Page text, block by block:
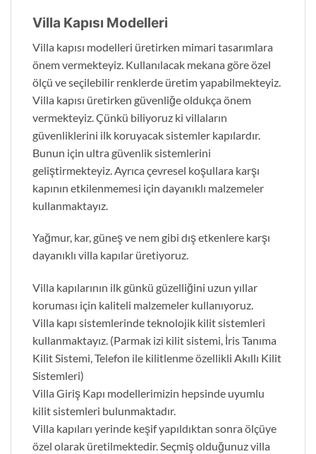
Villa Kapısı Modelleri
Villa kapısı modelleri üretirken mimari tasarımlara
önem vermekteyiz. Kullanılacak mekana göre özel
ölçü ve seçilebilir renklerde üretim yapabilmekteyiz.
Villa kapısı üretirken güvenliğe oldukça önem
vermekteyiz. Çünkü biliyoruz ki villaların
güvenliklerini ilk koruyacak sistemler kapılardır.
Bunun için ultra güvenlik sistemlerini
geliştirmekteyiz. Ayrıca çevresel koşullara karşı
kapının etkilenmemesi için dayanıklı malzemeler
kullanmaktayız.
Yağmur, kar, güneş ve nem gibi dış etkenlere karşı
dayanıklı villa kapılar üretiyoruz.
Villa kapılarının ilk günkü güzelliğini uzun yıllar
koruması için kaliteli malzemeler kullanıyoruz.
Villa kapı sistemlerinde teknolojik kilit sistemleri
kullanmaktayız. (Parmak izi kilit sistemi, İris Tanıma
Kilit Sistemi, Telefon ile kilitlenme özellikli Akıllı Kilit
Sistemleri)
Villa Giriş Kapı modellerimizin hepsinde uyumlu
kilit sistemleri bulunmaktadır.
Villa kapıları yerinde keşif yapıldıktan sonra ölçüye
özel olarak üretilmektedir. Seçmiş olduğunuz villa